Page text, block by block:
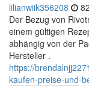
lilianwiik356208
Der Bezug von
einem gültigen
abhängig von der
Hersteller .
https://
kaufen-preise-und-